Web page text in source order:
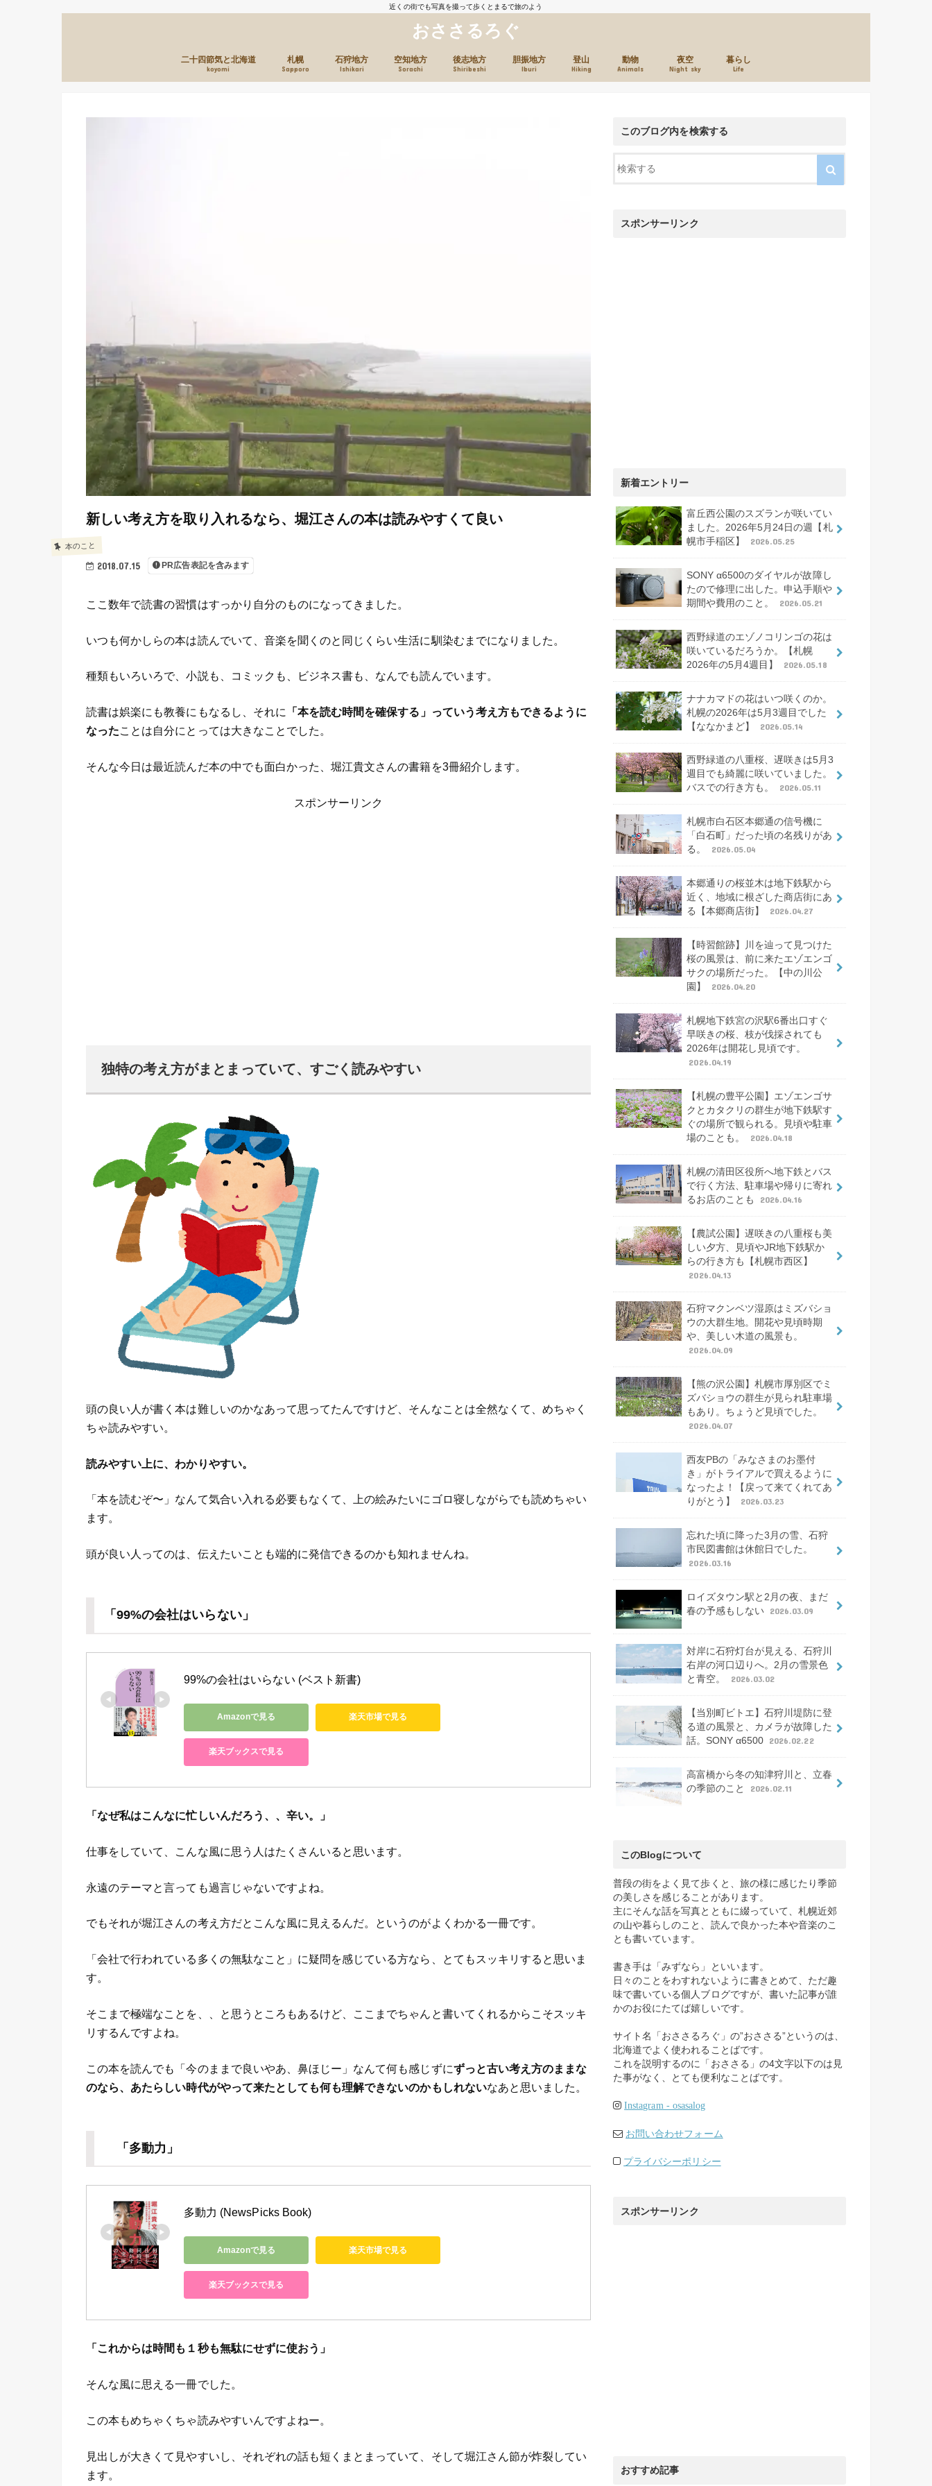
近くの街でも写真を撮って歩くとまるで旅のよう
おささるろぐ
二十四節気と北海道
koyomi
札幌
Sapporo
石狩地方
Ishikari
空知地方
Sorachi
後志地方
Shiribeshi
胆振地方
Iburi
登山
Hiking
動物
Animals
夜空
Night sky
暮らし
Life
本のこと
2018.07.15 PR広告表記を含みます
新しい考え方を取り入れるなら、堀江さんの本は読みやすくて良い
ここ数年で読書の習慣はすっかり自分のものになってきました。
いつも何かしらの本は読んでいて、音楽を聞くのと同じくらい生活に馴染むまでになりました。
種類もいろいろで、小説も、コミックも、ビジネス書も、なんでも読んでいます。
読書は娯楽にも教養にもなるし、それに
「本を読む時間を確保する」っていう考え方もできるように
なったことは自分にとっては大きなことでした。
そんな今日は最近読んだ本の中でも面白かった、堀江貴文さんの書籍を3冊紹介します。
スポンサーリンク
独特の考え方がまとまっていて、すごく読みやすい
頭の良い人が書く本は難しいのかなあって思ってたんですけど、そんなことは全然なくて、めちゃく
ちゃ読みやすい。
読みやすい上に、わかりやすい。
「本を読むぞ〜」なんて気合い入れる必要もなくて、上の絵みたいにゴロ寝しながらでも読めちゃい
ます。
頭が良い人ってのは、伝えたいことも端的に発信できるのかも知れませんね。
「99%の会社はいらない」
99%の会社はいらない (ベスト新書)
Amazonで見る 楽天市場で見る
楽天ブックスで見る
「なぜ私はこんなに忙しいんだろう、、辛い。」
仕事をしていて、こんな風に思う人はたくさんいると思います。
永遠のテーマと言っても過言じゃないですよね。
でもそれが堀江さんの考え方だとこんな風に見えるんだ。というのがよくわかる一冊です。
「会社で行われている多くの無駄なこと」に疑問を感じている方なら、とてもスッキリすると思いま
す。
そこまで極端なことを、、と思うところもあるけど、ここまでちゃんと書いてくれるからこそスッキ
リするんですよね。
この本を読んでも「今のままで良いやあ、鼻ほじー」なんて何も感じずにずっと古い考え方のままな
のなら、あたらしい時代がやって来たとしても何も理解できないのかもしれないなあと思いました。
「多動力」
多動力 (NewsPicks Book)
Amazonで見る 楽天市場で見る
楽天ブックスで見る
「これからは時間も１秒も無駄にせずに使おう」
そんな風に思える一冊でした。
この本もめちゃくちゃ読みやすいんですよねー。
見出しが大きくて見やすいし、それぞれの話も短くまとまっていて、そして堀江さん節が炸裂してい
ます。
このブログ内を検索する
スポンサーリンク
新着エントリー
富丘西公園のスズランが咲いてい
ました。2026年5月24日の週【札
幌市手稲区】
2026.05.25
SONY α6500のダイヤルが故障し
たので修理に出した。申込手順や
期間や費用のこと。
2026.05.21
西野緑道のエゾノコリンゴの花は
咲いているだろうか。【札幌
2026年の5月4週目】
2026.05.18
ナナカマドの花はいつ咲くのか。
札幌の2026年は5月3週目でした
【ななかまど】
2026.05.14
西野緑道の八重桜、遅咲きは5月3
週目でも綺麗に咲いていました。
バスでの行き方も。
2026.05.11
札幌市白石区本郷通の信号機に
「白石町」だった頃の名残りがあ
る。
2026.05.04
本郷通りの桜並木は地下鉄駅から
近く、地域に根ざした商店街にあ
る【本郷商店街】
2026.04.27
【時習館跡】川を辿って見つけた
桜の風景は、前に来たエゾエンゴ
サクの場所だった。【中の川公
園】
2026.04.20
札幌地下鉄宮の沢駅6番出口すぐ
早咲きの桜、枝が伐採されても
2026年は開花し見頃です。
2026.04.19
【札幌の豊平公園】エゾエンゴサ
クとカタクリの群生が地下鉄駅す
ぐの場所で観られる。見頃や駐車
場のことも。
2026.04.18
札幌の清田区役所へ地下鉄とバス
で行く方法、駐車場や帰りに寄れ
るお店のことも
2026.04.16
【農試公園】遅咲きの八重桜も美
しい夕方、見頃やJR地下鉄駅か
らの行き方も【札幌市西区】
2026.04.13
石狩マクンベツ湿原はミズバショ
ウの大群生地。開花や見頃時期
や、美しい木道の風景も。
2026.04.09
【熊の沢公園】札幌市厚別区でミ
ズバショウの群生が見られ駐車場
もあり。ちょうど見頃でした。
2026.04.07
西友PBの「みなさまのお墨付
き」がトライアルで買えるように
なったよ！【戻って来てくれてあ
りがとう】
2026.03.23
忘れた頃に降った3月の雪、石狩
市民図書館は休館日でした。
2026.03.16
ロイズタウン駅と2月の夜、まだ
春の予感もしない 2026.03.09
対岸に石狩灯台が見える、石狩川
右岸の河口辺りへ。2月の雪景色
と青空。
2026.03.02
【当別町ビトエ】石狩川堤防に登
る道の風景と、カメラが故障した
話。SONY α6500 2026.02.22
高富橋から冬の知津狩川と、立春
の季節のこと
2026.02.11
このBlogについて
普段の街をよく見て歩くと、旅の様に感じたり季節
の美しさを感じることがあります。
主にそんな話を写真とともに綴っていて、札幌近郊
の山や暮らしのこと、読んで良かった本や音楽のこ
とも書いています。
書き手は「みずなら」といいます。
日々のことをわすれないように書きとめて、ただ趣
味で書いている個人ブログですが、書いた記事が誰
かのお役にたてば嬉しいです。
サイト名「おささるろぐ」の”おささる”というのは、
北海道でよく使われることばです。
これを説明するのに「おささる」の4文字以下のは見
た事がなく、とても便利なことばです。
Instagram - osasalog
お問い合わせフォーム
プライバシーポリシー
スポンサーリンク
おすすめ記事